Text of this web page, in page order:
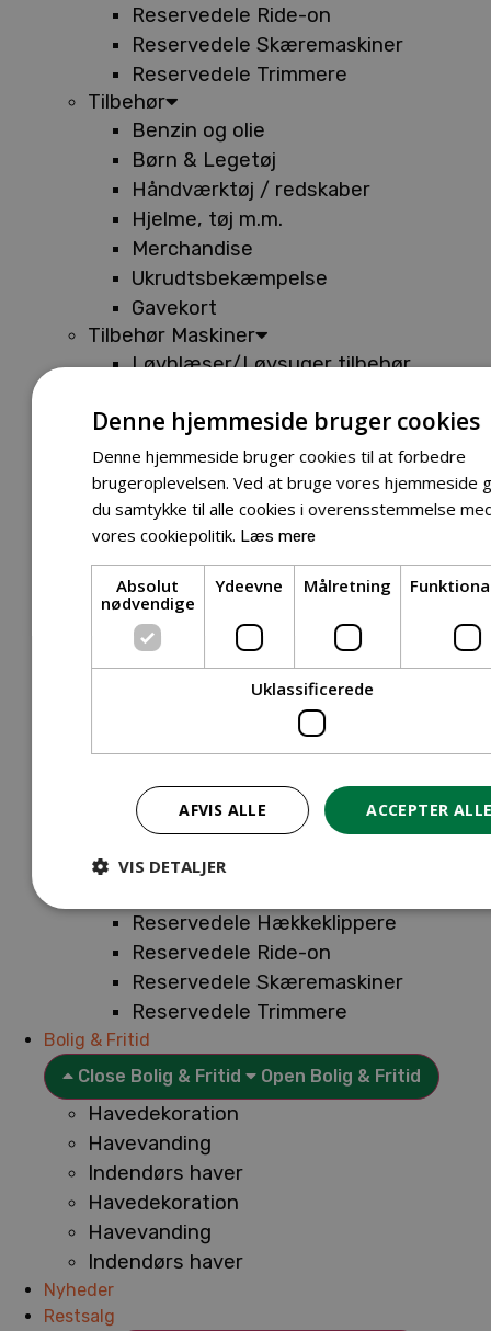
Reservedele Ride-on
Reservedele Skæremaskiner
Reservedele Trimmere
Tilbehør
Benzin og olie
Børn & Legetøj
Håndværktøj / redskaber
Hjelme, tøj m.m.
Merchandise
Ukrudtsbekæmpelse
Gavekort
Tilbehør Maskiner
Løvblæser/Løvsuger tilbehør
Tilbehør Buskryddere og Trimmere
Tilbehør Entreprenørudstyr
Tilbehør Havetraktor
Tilbehør Hækkeklippere
Tilbehør Motorsav
Tilbehør Kæder
Tilbehør Sværd
Tilbehør Rengøringsmaskiner
Tilbehør Robotplæneklipper
Tilbehør Walk Behind
Reservedele Løvblæsere
Reservedele Motorsave
Reservedele Plæneklippere
Reservedele Hækkeklippere
Reservedele Ride-on
Reservedele Skæremaskiner
Reservedele Trimmere
Bolig & Fritid
Close Bolig & Fritid
Open Bolig & Fritid
Havedekoration
Havevanding
Indendørs haver
Havedekoration
Havevanding
Indendørs haver
Nyheder
Restsalg
Denne hjemmeside bruger cookies
Denne hjemmeside bruger cookies til at forbedre
brugeroplevelsen. Ved at bruge vores hjemmeside
du samtykke til alle cookies i overensstemmelse
vores cookiepolitik. Læs mere
Absolut
nødvendige
Ydeevne Målretning
Uklassificerede
ACCEPTER
AFVIS ALLE
VIS DETALJER